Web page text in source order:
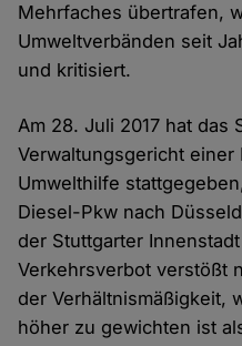
Mehrfaches übertrafen,
Umweltverbänden seit
und kritisiert.
Am 28. Juli 2017 hat das
Verwaltungsgericht einer
Umwelthilfe
Diesel-Pkw nach
der Stuttgarter
Verkehrsverbot verstößt
der Verhältnismäßigkeit,
höher zu gewichten ist